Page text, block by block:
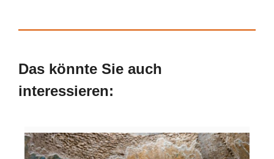
Das könnte Sie auch
interessieren: